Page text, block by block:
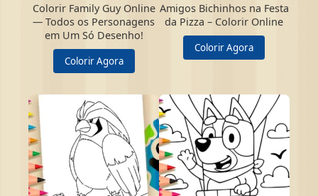
Colorir Family Guy Online
— Todos os Personagens
em Um Só Desenho!
Colorir Agora
Amigos Bichinhos na Festa
da Pizza – Colorir Online
Colorir Agora